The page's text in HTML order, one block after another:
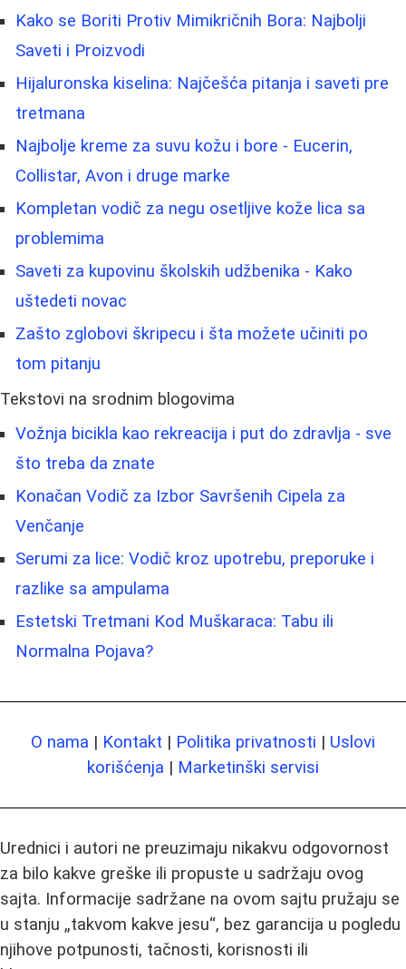
Kako se Boriti Protiv Mimikričnih Bora: Najbolji
Saveti i Proizvodi
Hijaluronska kiselina: Najčešća pitanja i saveti pre
tretmana
Najbolje kreme za suvu kožu i bore - Eucerin,
Collistar, Avon i druge marke
Kompletan vodič za negu osetljive kože lica sa
problemima
Saveti za kupovinu školskih udžbenika - Kako
uštedeti novac
Zašto zglobovi škripecu i šta možete učiniti po
tom pitanju
Tekstovi na srodnim blogovima
Vožnja bicikla kao rekreacija i put do zdravlja - sve
što treba da znate
Konačan Vodič za Izbor Savršenih Cipela za
Venčanje
Serumi za lice: Vodič kroz upotrebu, preporuke i
razlike sa ampulama
Estetski Tretmani Kod Muškaraca: Tabu ili
Normalna Pojava?
O nama | Kontakt | Politika privatnosti | Uslovi
korišćenja | Marketinški servisi
Urednici i autori ne preuzimaju nikakvu odgovornost
za bilo kakve greške ili propuste u sadržaju ovog
sajta. Informacije sadržane na ovom sajtu pružaju se
u stanju „takvom kakve jesu“, bez garancija u pogledu
njihove potpunosti, tačnosti, korisnosti ili